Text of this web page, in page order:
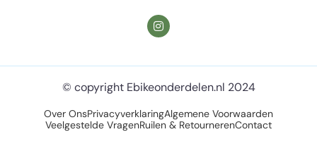
© copyright Ebikeonderdelen.nl 2024
Over OnsPrivacyverklaringAlgemene Voorwaarden
Veelgestelde VragenRuilen & RetournerenContact